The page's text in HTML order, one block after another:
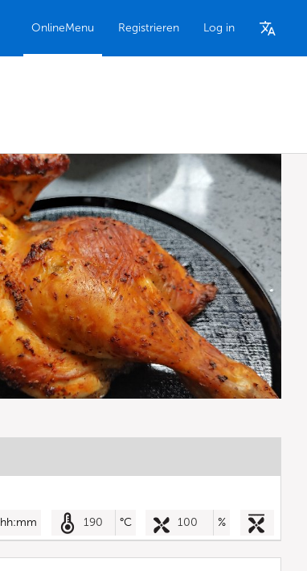
OnlineMenu Registrieren Log in
hh:mm 190 °C 100 %